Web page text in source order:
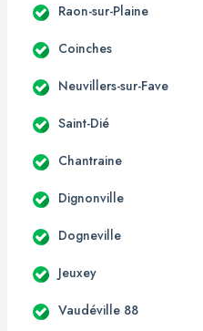
Raon-sur-Plaine
Coinches
Neuvillers-sur-Fave
Saint-Dié
Chantraine
Dignonville
Dogneville
Jeuxey
Vaudéville 88